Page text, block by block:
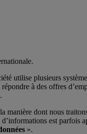
utilise plusieurs
à des offres
manière dont nous
est parfois
».